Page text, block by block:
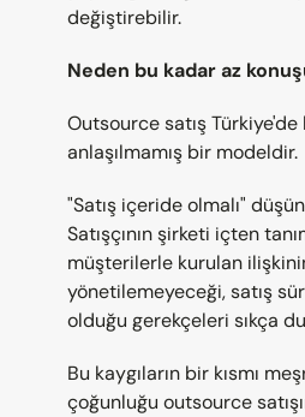
değiştirebilir.
Neden bu kadar az
Outsource satış
anlaşılmamış bir modeldir.
"Satış içeride olmalı"
Satışçının şirketi içten
müşterilerle kurulan
yönetilemeyeceği, satış
olduğu gerekçeleri sıkça
Bu kaygıların bir kısmı
çoğunluğu outsource